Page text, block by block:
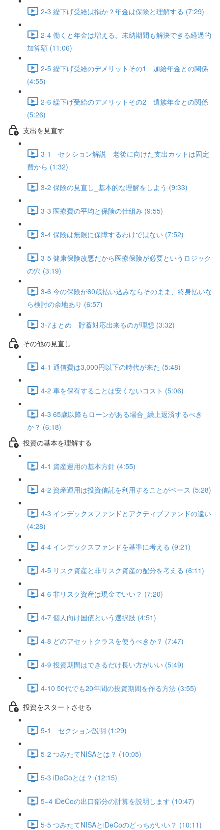
2-3 繰下げ受給は損か？年金は保険と理解する (7:29)
2-4 働くと年金は増える。未納期間も解決できる経過的
加算額 (11:06)
2-5 繰下げ受給のデメリットその1 加給年金との関係
(4:55)
2-6 繰下げ受給のデメリットその2 遺族年金との関係
(5:26)
支出を見直す
3-1 セクション解説 老後に向けた支出カットは固定
費から (1:32)
3-2 保険の見直し_基本的な理解をしよう (9:33)
3-3 医療費の平均と保険の仕組み (9:55)
3-4 保険は無限に保障するわけではない (7:52)
3-5 健康保険改悪だから医療保険が必要というロジック
の穴 (3:19)
3-6 今の保険が60歳払い込みならそのまま、終身払いな
ら検討の余地あり (6:57)
3-7まとめ 貯蓄対応出来るのが理想 (3:32)
その他の見直し
4-1 通信費は3,000円以下の時代が来た (5:48)
4-2 車を保有することは安くないコスト (5:06)
4-3 65歳以降もローンがある場合_繰上返済するべき
か？ (6:18)
投資の基本を理解する
4-1 資産運用の基本方針 (4:55)
4-2 資産運用は投資信託を利用することがベース (5:28)
4-3 インデックスファンドとアクティブファンドの違い
(4:28)
4-4 インデックスファンドを基準に考える (9:21)
4-5 リスク資産と非リスク資産の配分を考える (6:11)
4-6 非リスク資産は現金でいい？ (7:20)
4-7 個人向け国債という選択肢 (4:51)
4-8 どのアセットクラスを使うべきか？ (7:47)
4-9 投資期間はできるだけ長い方がいい (5:49)
4-10 50代でも20年間の投資期間を作る方法 (3:55)
投資をスタートさせる
5-1 セクション説明 (1:29)
5-2 つみたてNISAとは？ (10:05)
5-3 iDeCoとは？ (12:15)
5−4 iDeCoの出口部分の計算を説明します (10:47)
5-5 つみたてNISAとiDeCoのどっちがいい？ (10:11)